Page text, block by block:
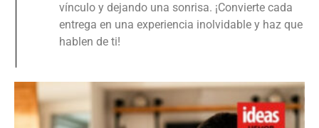
vínculo y dejando una sonrisa. ¡Convierte cada
entrega en una experiencia inolvidable y haz que
hablen de ti!